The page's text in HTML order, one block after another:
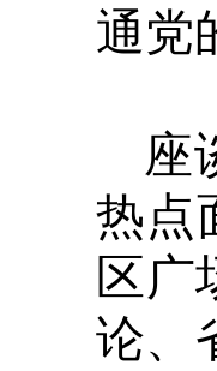
通党
座
热点
区广
论、